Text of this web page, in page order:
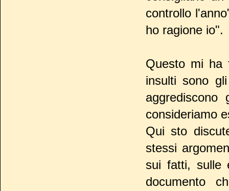
controllo
ho ragione io".
Questo mi ha
insulti sono
consideriamo
Qui sto
stessi
sui fatti, sulle
documento